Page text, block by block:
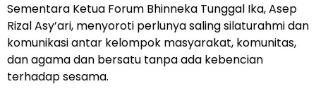
Sementara Ketua Forum Bhinneka Tunggal Ika, Asep
Rizal Asy’ari, menyoroti perlunya saling silaturahmi dan
komunikasi antar kelompok masyarakat, komunitas,
dan agama dan bersatu tanpa ada kebencian
terhadap sesama.